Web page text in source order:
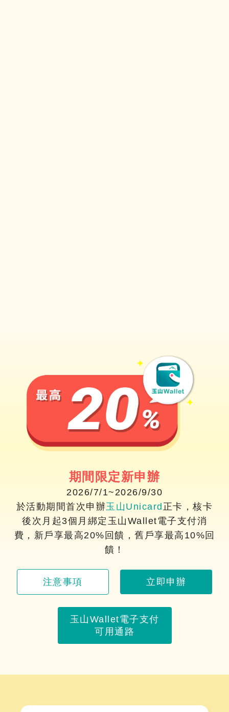
期間限定新申辦
2026/7/1~ 2026/9/30
於活動期間首次申辦玉山Unicard 正卡，核卡
後次月起3個月綁定玉山Wallet電子支付消
費，新戶享最高20%回饋，舊戶享最高10%回
饋！
注意事項 立即申辦
玉山Wallet電子支付
可用通路